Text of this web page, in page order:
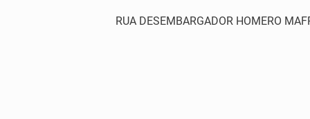
RUA DESEMBARGADOR HOMERO